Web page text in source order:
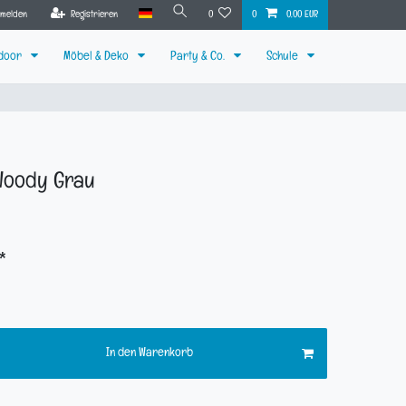
Registrieren 0 0 0,00 EUR
Möbel & Deko Party & Co. Schule
Grau
*
In den Warenkorb